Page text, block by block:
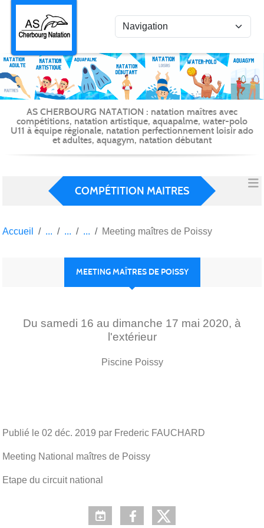
AS CHERBOURG NATATION : natation maîtres avec
compétitions, natation artistique, aquapalme, water-polo
U11 à équipe régionale, natation perfectionnement loisir ado
et adultes, aquagym, natation débutant
COMPÉTITION MAITRES
Accueil Meeting maîtres de Poissy
MEETING MAÎTRES DE POISSY
Du samedi 16 au dimanche 17 mai 2020, à
l'extérieur
Piscine Poissy
Publié le 02 déc. 2019 par Frederic FAUCHARD
Meeting National maîtres de Poissy
Etape du circuit national
Panneau de gestion des cookies